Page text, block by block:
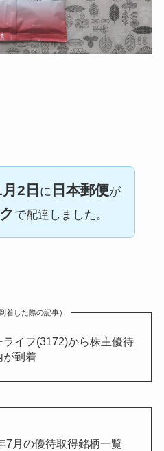
2日 に 日本郵便が
で配達しました。
着した際の記事）
ライフ(3172)から株主優待
が到着
7月の優待取得銘柄一覧